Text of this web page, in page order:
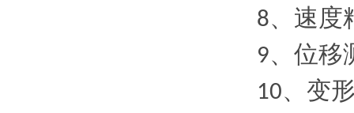
8、速度
9、位移
10、变